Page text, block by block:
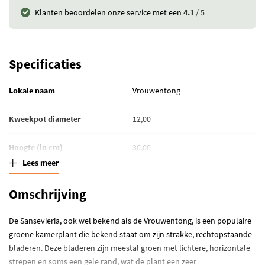
Klanten beoordelen onze service met een4.1 / 5
Omschrijving
De Sansevieria, ook wel bekend als de Vrouwentong, is een populaire
groene kamerplant die bekend staat om zijn strakke, rechtopstaande
bladeren. Deze bladeren zijn meestal groen met lichtere, horizontale
strepen en soms een gele rand, wat de plant een zeer
Specificaties
Lokale naam Vrouwentong
Kweekpot diameter 12,00
Hoogte (in cm) 30,00
Luchtzuiverende planten
Waterbehoefte Grond langer droog
Lees meer